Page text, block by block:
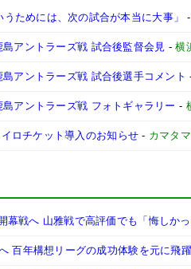
ためには、次の試合が本当に大事」 -
アントラーズ戦 試合後監督会見 -横
アントラーズ戦 試合後選手コメント
アントラーズ戦 フォトギャラリー -
ロチケット導入のお知らせ - カマタ
幕戦へ 山雅戦で高評価でも「悔しか
百年構想リーグの成功体験を元に飛